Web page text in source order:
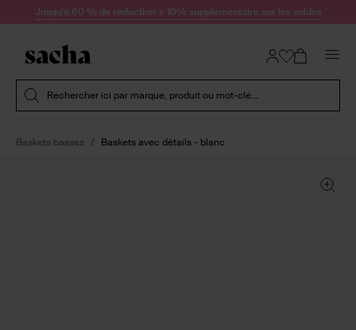
Passer au contenu
Jusqu'à 60 % de réduction + 10% supplémentaire sur les soldes
Rechercher ici par marque, produit ou mot-clé...
Baskets basses Baskets avec détails - blanc